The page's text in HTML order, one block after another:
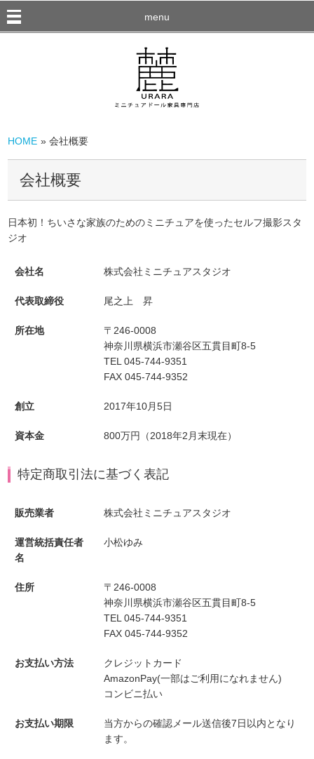
menu
HOME » 会社概要
会社概要
日本初！ちいさな家族のためのミニチュアを使ったセルフ撮影スタ
ジオ
会社名 株式会社ミニチュアスタジオ
代表取締役 尾之上 昇
所在地
〒246-0008
神奈川県横浜市瀬谷区五貫目町8-5
TEL 045-744-9351
FAX 045-744-9352
創立 2017年10月5日
資本金 800万円（2018年2月末現在）
特定商取引法に基づく表記
販売業者 株式会社ミニチュアスタジオ
運営統括責任者
名
小松ゆみ
住所
〒246-0008
神奈川県横浜市瀬谷区五貫目町8-5
TEL 045-744-9351
FAX 045-744-9352
お支払い方法
クレジットカード
AmazonPay(一部はご利用になれません)
コンビニ払い
お支払い期限
当方からの確認メール送信後7日以内となり
ます。